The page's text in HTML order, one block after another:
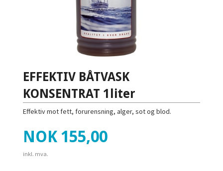
EFFEKTIV BÅTVASK
KONSENTRAT 1liter
Effektiv mot fett, forurensning, alger, sot og blod.
Pris
NOK 155,00
inkl. mva.